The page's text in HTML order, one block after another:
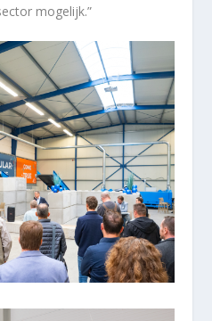
mogelijk.”